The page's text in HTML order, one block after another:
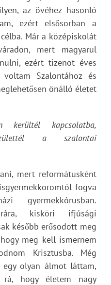
az övéhez hasonló
ezért elsősorban a
Már a középiskolát
mert magyarul
ezért tizenöt éves
Szalontához és
önálló életet
kerültél kapcsolatba,
a szalontai
mert reformátusként
fogva
gyermekkórusban.
kisköri ifjúsági
később erősödött meg
meg kell ismernem
Krisztusba. Még
egy olyan álmot láttam,
rá, hogy életem nagy